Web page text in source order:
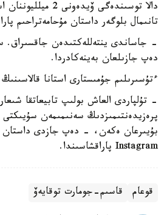
دالا توسىندەگى
تانىمال بلوگەر داستان مۇحامەتراحىم
- جاساندى ينتەللەكتىدەن
دەپ جازىلعان بەينەكادردا.
ءتۇسىرىلىم جۇمىستارى استانا
- تۇلپاردى العاش بولىپ تابيعاتقا
پرەزيدەنتىمىزدىڭ سەنىمىمەن سۇيىكتى
بۇيىرعان ەكەن، - دەپ جازدى داستان
Instagram پاراقشاسىندا.
قوعام قاسىم-جومارت توقايەۆ